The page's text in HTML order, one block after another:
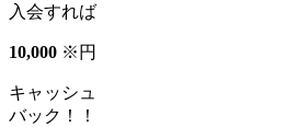
入会すれば
10,000 ※ 円
キャッシュ
バック！！